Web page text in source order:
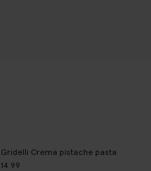
Gridelli Crema pistache pasta
14.99